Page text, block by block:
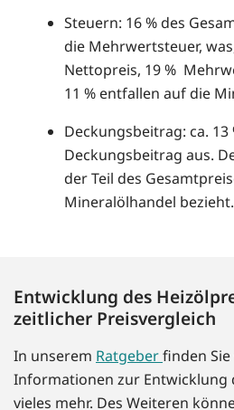
Steuern: 16 % des
die Mehrwertsteuer,
Nettopreis, 19 %
11 % entfallen auf die
Deckungsbeitrag: ca. 13
Deckungsbeitrag aus.
der Teil des
Mineralölhandel bezieht.
Entwicklung des
zeitlicher Preisvergleich
In unserem Ratgeberfinden
Informationen zur Entwicklung
vieles mehr. Des Weiteren